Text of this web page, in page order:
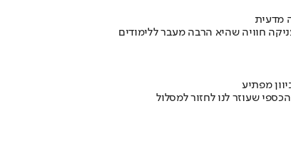
מדעית
חוויה שהיא הרבה מעבר ללימודים
מפתיע
שעוזר לנו לחזור למסלול